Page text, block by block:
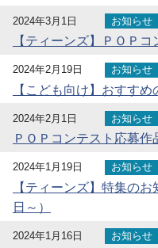
2024年3月1日 お知らせ
【ティーンズ】ＰＯＰ
2024年2月19日 お知らせ
【こども向け】おすすめ
2024年2月1日 お知らせ
ＰＯＰコンテスト応募作
2024年1月19日 お知らせ
【ティーンズ】特集の
日～）
2024年1月16日 お知らせ